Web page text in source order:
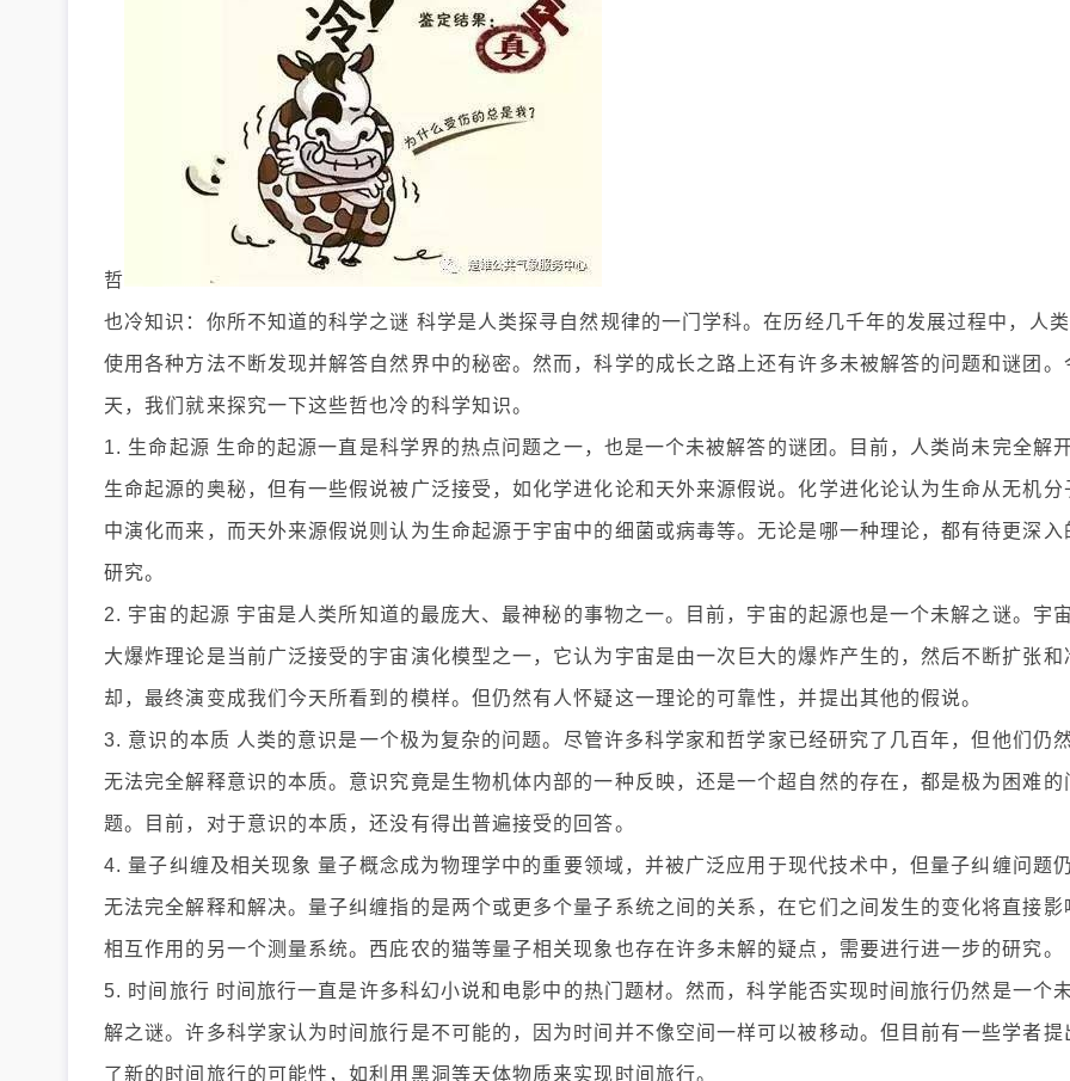
哲
也冷知识：你所不知道的科学之谜 科学是人类探寻自然规律的一门学科。在历经几千年的发展过程中，人类
使用各种方法不断发现并解答自然界中的秘密。然而，科学的成长之路上还有许多未被解答的问题和谜团。
天，我们就来探究一下这些哲也冷的科学知识。
1. 生命起源 生命的起源一直是科学界的热点问题之一，也是一个未被解答的谜团。目前，人类尚未完全解
生命起源的奥秘，但有一些假说被广泛接受，如化学进化论和天外来源假说。化学进化论认为生命从无机分
中演化而来，而天外来源假说则认为生命起源于宇宙中的细菌或病毒等。无论是哪一种理论，都有待更深入
研究。
2. 宇宙的起源 宇宙是人类所知道的最庞大、最神秘的事物之一。目前，宇宙的起源也是一个未解之谜。宇
大爆炸理论是当前广泛接受的宇宙演化模型之一，它认为宇宙是由一次巨大的爆炸产生的，然后不断扩张和
却，最终演变成我们今天所看到的模样。但仍然有人怀疑这一理论的可靠性，并提出其他的假说。
3. 意识的本质 人类的意识是一个极为复杂的问题。尽管许多科学家和哲学家已经研究了几百年，但他们仍
无法完全解释意识的本质。意识究竟是生物机体内部的一种反映，还是一个超自然的存在，都是极为困难的
题。目前，对于意识的本质，还没有得出普遍接受的回答。
4. 量子纠缠及相关现象 量子概念成为物理学中的重要领域，并被广泛应用于现代技术中，但量子纠缠问题
无法完全解释和解决。量子纠缠指的是两个或更多个量子系统之间的关系，在它们之间发生的变化将直接影
相互作用的另一个测量系统。西庇农的猫等量子相关现象也存在许多未解的疑点，需要进行进一步的研究。
5. 时间旅行 时间旅行一直是许多科幻小说和电影中的热门题材。然而，科学能否实现时间旅行仍然是一个
解之谜。许多科学家认为时间旅行是不可能的，因为时间并不像空间一样可以被移动。但目前有一些学者提
了新的时间旅行的可能性，如利用黑洞等天体物质来实现时间旅行。